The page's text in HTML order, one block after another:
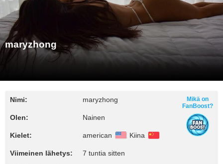
maryzhong
Nimi: maryzhong
Olen: Nainen
Kielet: american Kiina
Viimeinen lähetys: 7 tuntia sitten
Mikä on
FanBoost?